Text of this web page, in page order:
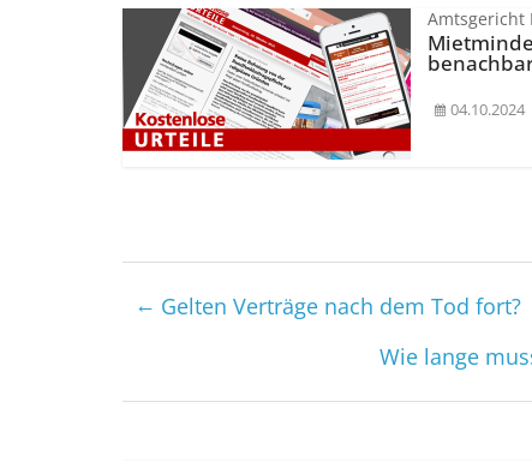
Amtsgericht
04.10.2024
← Gelten Verträge nach dem Tod fort?
Wie lange